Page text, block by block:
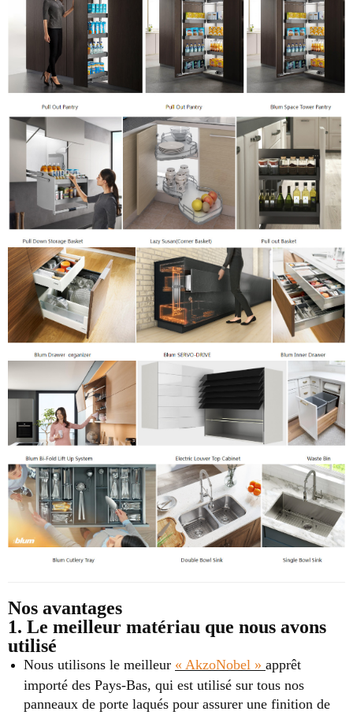
Nos avantages
1. Le meilleur matériau que nous avons
utilisé
Nous utilisons le meilleur « AkzoNobel » apprêt
importé des Pays-Bas, qui est utilisé sur tous nos
panneaux de porte laqués pour assurer une finition de